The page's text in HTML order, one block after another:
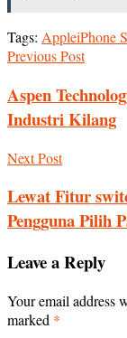
Tags: AppleiPhone
Previous Post
Aspen
Industri Kilang
Next Post
Lewat Fitur
Pengguna Pilih
Leave a Reply
Your email address
marked *